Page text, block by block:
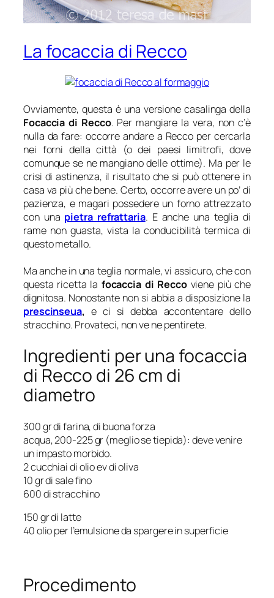
La focaccia di Recco
Ovviamente, questa è una versione casalinga della
Focaccia di Recco. Per mangiare la vera, non c’è
nulla da fare: occorre andare a Recco per cercarla
nei forni della città (o dei paesi limitrofi, dove
comunque se ne mangiano delle ottime). Ma per le
crisi di astinenza, il risultato che si può ottenere in
casa va più che bene. Certo, occorre avere un po’ di
pazienza, e magari possedere un forno attrezzato
con una pietra refrattaria. E anche una teglia di
rame non guasta, vista la conducibilità termica di
questo metallo.
Ma anche in una teglia normale, vi assicuro, che con
questa ricetta la focaccia di Reccoviene più che
dignitosa. Nonostante non si abbia a disposizione la
prescinseua, e ci si debba accontentare dello
stracchino. Provateci, non ve ne pentirete.
Ingredienti per una focaccia
di Recco di 26 cm di
diametro
300 gr di farina, di buona forza
acqua, 200-225 gr (meglio se tiepida): deve venire
un impasto morbido.
2 cucchiai di olio ev di oliva
10 gr di sale fino
600 di stracchino
150 gr di latte
40 olio per l’emulsione da spargere in superficie
Procedimento